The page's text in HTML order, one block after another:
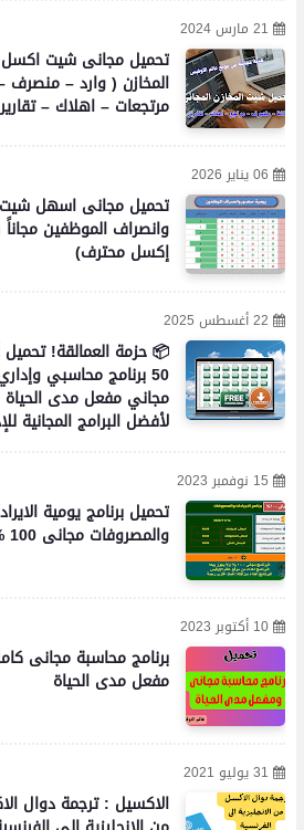
21 مارس 2024
تحميل مجانى شيت اكسل
المخازن ( وارد – منصرف
مرتجعات – اهلاك –
06 يناير 2026
تحميل مجانى اسهل
وانصراف الموظفين
إكسل محترف)
22 أغسطس 2025
📦 حزمة العمالقة!
50 برنامج محاسبي
مجاني مفعل مدى الحياة
لأفضل البرامج المجانية
15 نوفمبر 2023
تحميل برنامج يومية
والمصروفات مجانى 100 %
10 أكتوبر 2023
برنامج محاسبة مجانى
مفعل مدى الحياة
31 يوليو 2021
الاكسيل : ترجمة دوال